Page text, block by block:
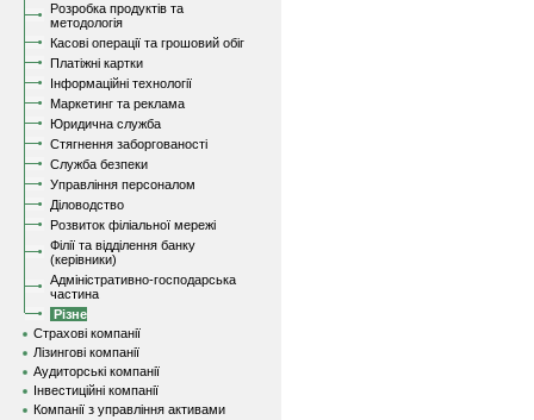
Розробка продуктів та
методологія
Касові операції та грошовий обіг
Платіжні картки
Інформаційні технології
Маркетинг та реклама
Юридична служба
Стягнення заборгованості
Служба безпеки
Управління персоналом
Діловодство
Розвиток філіальної мережі
Філії та відділення банку
(керівники)
Адміністративно-господарська
частина
Різне
Страхові компанії
Лізингові компанії
Аудиторські компанії
Інвестиційні компанії
Компанії з управління активами